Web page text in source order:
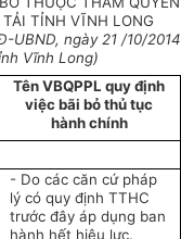
TỈNH VĨNH LONG
UBND, ngày 21 /10/2014
Vĩnh Long)
Tên VBQPPL quy định
việc bãi bỏ thủ tục
hành chính
- Do các căn cứ pháp
lý có quy định TTHC
trước đây áp dụng ban
hành hết hiệu lực.